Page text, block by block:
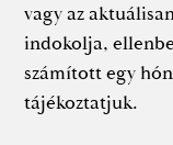
vagy az
indokolja,
számított egy
tájékoztatjuk.